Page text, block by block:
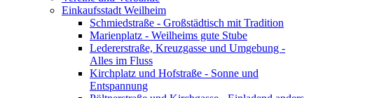
Einkaufsstadt Weilheim
Schmiedstraße - Großstädtisch mit Tradition
Marienplatz - Weilheims gute Stube
Ledererstraße, Kreuzgasse und Umgebung -
Alles im Fluss
Kirchplatz und Hofstraße - Sonne und
Entspannung